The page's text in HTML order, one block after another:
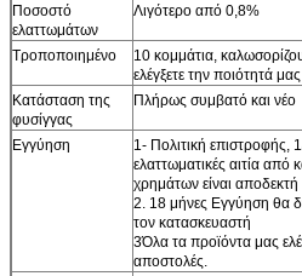
Ποσοστό
ελαττωμάτων
Λιγότερο από 0,8%
Τροποποιημένο
10 κομμάτια,
ελέγξετε την ποιότητά μας
Κατάσταση της
φυσίγγας
Πλήρως συμβατό και νέο
Εγγύηση
1- Πολιτική επιστροφής,
ελαττωματικές αιτία
χρημάτων είναι αποδεκτή
2. 18 μήνες Εγγύηση θα
τον κατασκευαστή
3Όλα τα προϊόντα μας
αποστολές.